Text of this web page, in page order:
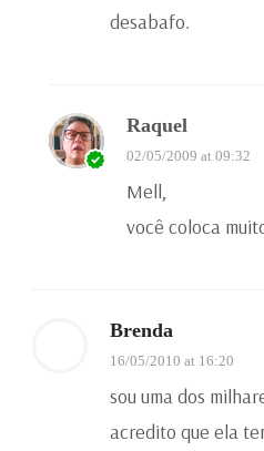
desabafo.
Raquel
02/05/2009 at 09:32
Mell,
você coloca
Brenda
16/05/2010 at 16:20
sou uma dos
acredito que ela